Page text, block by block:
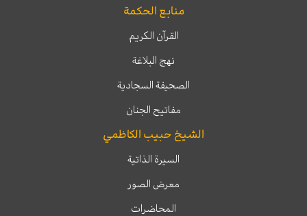
منابع الحكمة
القرآن الكريم
نهج البلاغة
الصحيفة السجادية
مفاتيح الجنان
الشيخ حبيب الكاظمي
السيرة الذاتية
معرض الصور
المحاضرات